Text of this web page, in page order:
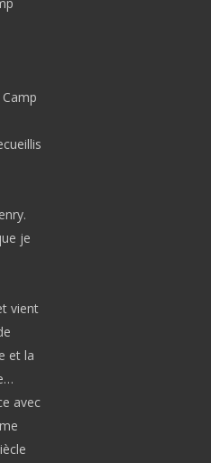
je
vient
et la
avec